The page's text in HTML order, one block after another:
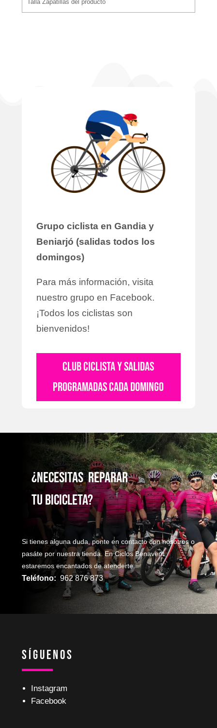
Grupo ciclista en Gandia y
Beniarjó (salidas todos los
domingos)
Para más información, visita
nuestro grupo en Facebook.
¡Todos los ciclistas son
bienvenidos!
CLUB CICLISTA Y SALIDAS
PROGRAMADAS CADA DOMINGO
¿NecesitaS reparaR
TU bicicleta?
Si tienes alguna duda, ponte en contacto con nosotros o
pasáte por nuestra tienda. En Ciclos Benavent
estaremos encantados de atenderte.
Teléfono: 962 876 873
Síguenos
Instagram
Facebook